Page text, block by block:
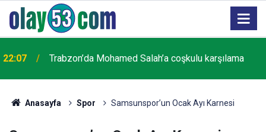
21:07 Trabzon'da trafik kazası: 1 ölü
Anasayfa Spor Samsunspor’un Ocak Ayı Karnesi